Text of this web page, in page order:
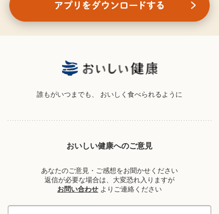
誰もがいつまでも、 おいしく食べられるように
おいしい健康へのご意見
あなたのご意見・ご感想をお聞かせください
返信が必要な場合は、大変恐れ入りますが
お問い合わせ よりご連絡ください